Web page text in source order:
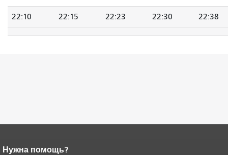
22:10 22:15 22:23 22:30 22:38
Конец содержимого
Нужна помощь?